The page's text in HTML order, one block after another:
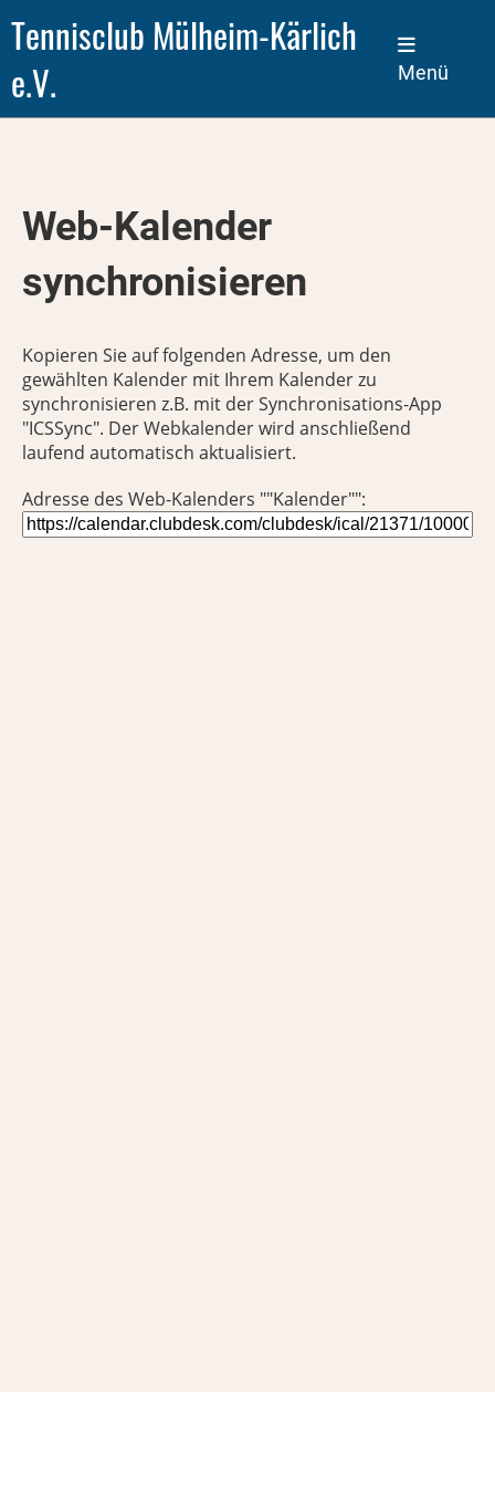
Tennisclub Mülheim-Kärlich
e.V.
Menü
Web-Kalender
synchronisieren
Kopieren Sie auf folgenden Adresse, um den
gewählten Kalender mit Ihrem Kalender zu
synchronisieren z.B. mit der Synchronisations-App
"ICSSync". Der Webkalender wird anschließend
laufend automatisch aktualisiert.
Adresse des Web-Kalenders ""Kalender"":